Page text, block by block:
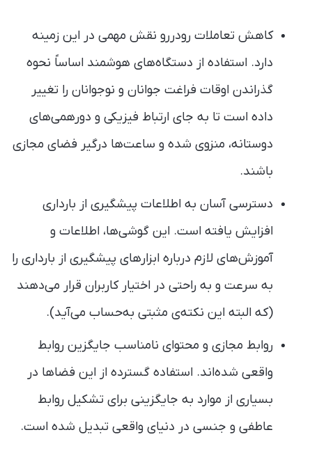
کاهش تعاملات رودررو نقش مهمی در این زمینه
دارد. استفاده از دستگاه‌های هوشمند اساساً نحوه
گذراندن اوقات فراغت جوانان و نوجوانان را تغییر
داده است تا به جای ارتباط فیزیکی و دورهمی‌های
دوستانه، منزوی شده و ساعت‌ها درگیر فضای مجازی
باشند.
دسترسی آسان به اطلاعات پیشگیری از بارداری
افزایش یافته است. این گوشی‌ها، اطلاعات و
آموزش‌های لازم درباره ابزارهای پیشگیری از بارداری را
به سرعت و به راحتی در اختیار کاربران قرار می‌دهند
(که البته این نکته‌ی مثبتی به‌حساب می‌آید).
روابط مجازی و محتوای نامناسب جایگزین روابط
واقعی شده‌اند. استفاده گسترده از این فضاها در
بسیاری از موارد به جایگزینی برای تشکیل روابط
عاطفی و جنسی در دنیای واقعی تبدیل شده است.